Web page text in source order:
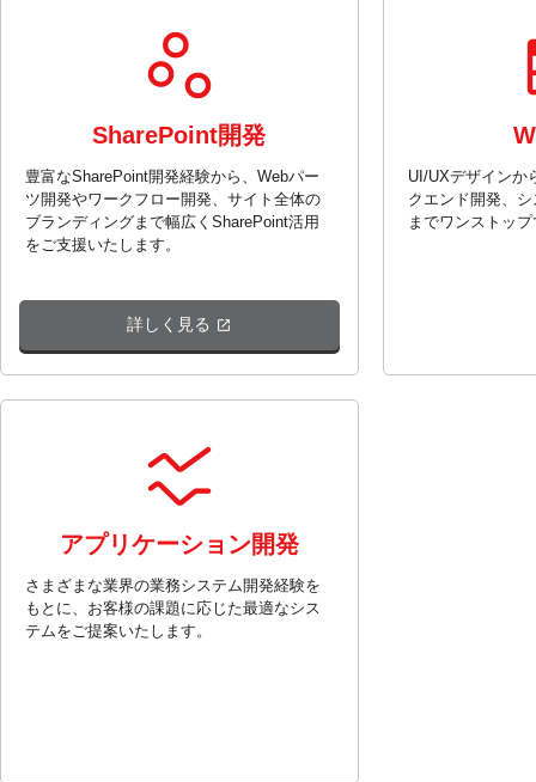
SharePoint開発
豊富なSharePoint開発経験から、Webパー
ツ開発やワークフロー開発、サイト全体の
ブランディングまで幅広くSharePoint活用
をご支援いたします。
詳しく見る
UI/UXデザインか
クエンド開発、
までワンストッ
アプリケーション開発
さまざまな業界の業務システム開発経験を
もとに、お客様の課題に応じた最適なシス
テムをご提案いたします。